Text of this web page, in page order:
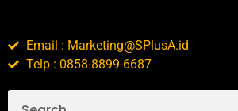
Email : Marketing@SPlusA.id
Telp : 0858-8899-6687